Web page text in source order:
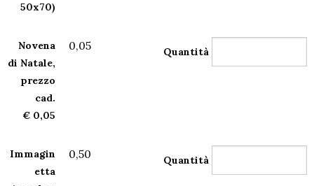
50x70)
Novena
di Natale,
prezzo
cad.
€ 0,05
0,05 Quantità
Immagin
etta
0,50 Quantità